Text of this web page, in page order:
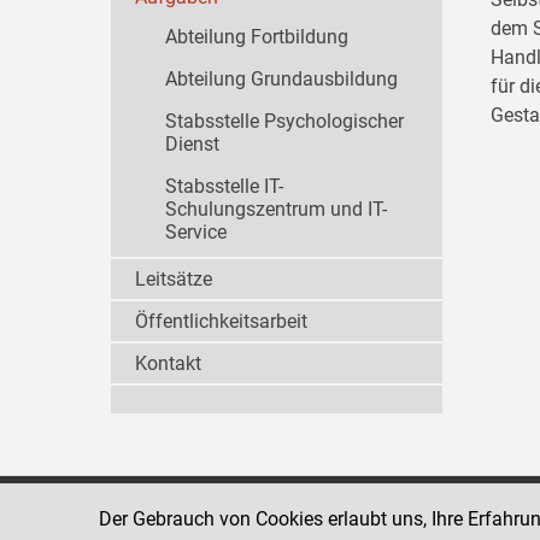
dem
für
Abteilung Fortbildung
Abteilung Grundausbildung
Stabsstelle Psychologischer
Dienst
Stabsstelle IT-
Schulungszentrum und IT-
Service
Leitsätze
Öffentlichkeitsarbeit
Kontakt
Strafvollzugsakademie
1080 Wien
Der Gebrauch von Cookies erlaubt uns, Ihre